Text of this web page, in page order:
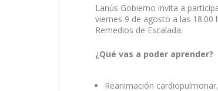
Lanús Gobierno invita a
viernes 9 de agosto a las 18.00
Remedios de Escalada.
¿Qué vas a poder aprender?
Reanimación cardiopulmonar,